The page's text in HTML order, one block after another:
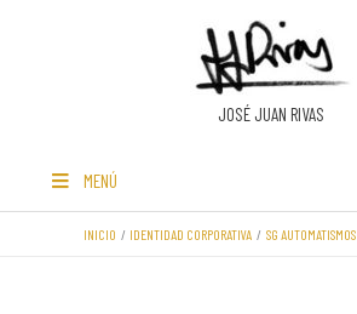
JOSÉ JUAN RIVAS
MENÚ
INICIO IDENTIDAD CORPORATIVA SG AUTOMATISMOS